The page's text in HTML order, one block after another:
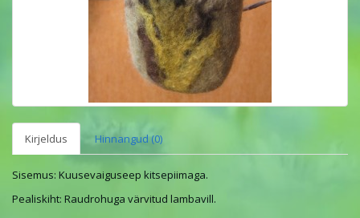
Kirjeldus Hinnangud (0)
Sisemus: Kuusevaiguseep kitsepiimaga.
Pealiskiht: Raudrohuga värvitud lambavill.